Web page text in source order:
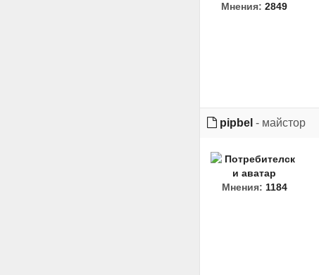
Мнения: 2849
pipbel - майстор
Мнения: 1184